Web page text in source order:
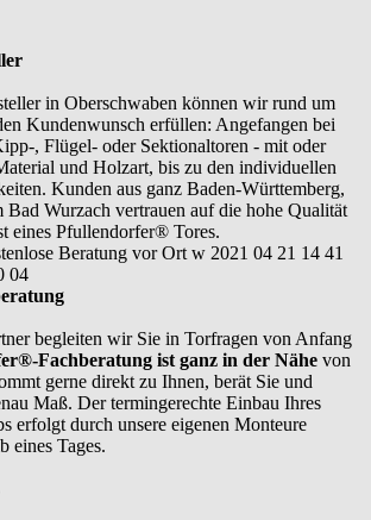
in Oberschwaben können wir rund um
Kundenwunsch erfüllen: Angefangen bei
, Flügel- oder Sektionaltoren - mit oder
und Holzart, bis zu den individuellen
Kunden aus ganz Baden-Württemberg,
Wurzach vertrauen auf die hohe Qualität
eines Pfullendorfer® Tores.
begleiten wir Sie in Torfragen von Anfang
Fachberatung ist ganz in der Nähe von
gerne direkt zu Ihnen, berät Sie und
Maß. Der termingerechte Einbau Ihres
erfolgt durch unsere eigenen Monteure
eines Tages.